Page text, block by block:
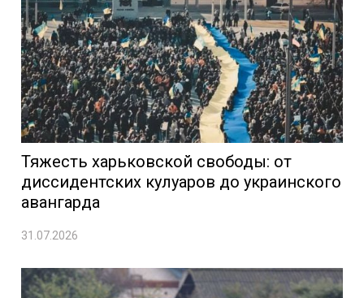
Тяжесть харьковской свободы: от
диссидентских кулуаров до украинского
авангарда
31.07.2026